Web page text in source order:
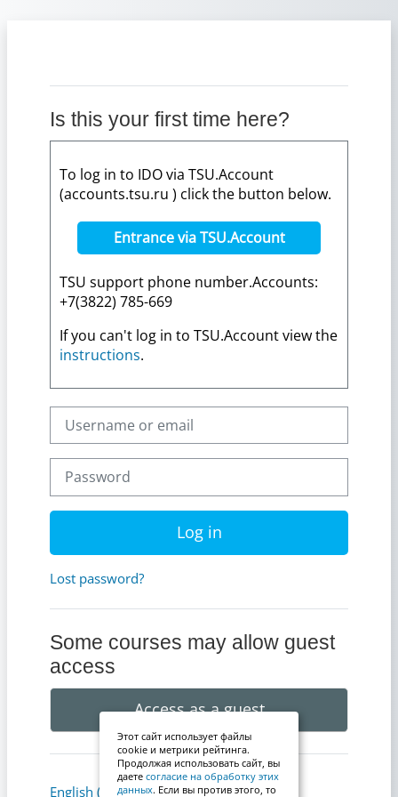
Is this your first time here?
To log in to IDO via TSU.Account
(accounts.tsu.ru ) click the button below.
Entrance via TSU.Account
TSU support phone number.Accounts:
+7(3822) 785-669
If you can't log in to TSU.Account view the
instructions.
Log in
Lost password?
Some courses may allow guest
access
Access as a guest
English ‎(en)‎ Cookies notice
Этот сайт использует файлы
cookie и метрики рейтинга.
Продолжая использовать сайт, вы
даете согласие на обработку этих
данных. Если вы против этого, то